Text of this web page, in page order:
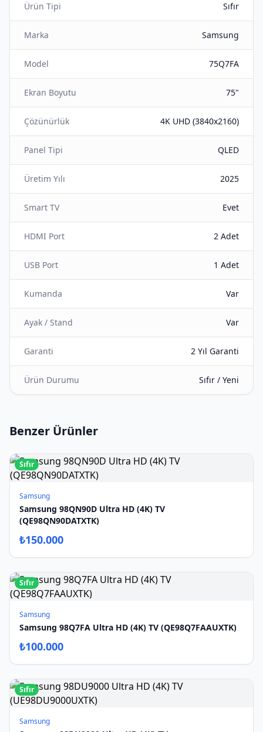
Ürün Tipi Sıfır
Marka Samsung
Model 75Q7FA
Ekran Boyutu 75"
Çözünürlük 4K UHD (3840x2160)
Panel Tipi QLED
Üretim Yılı 2025
Smart TV Evet
HDMI Port 2 Adet
USB Port 1 Adet
Kumanda Var
Ayak / Stand Var
Garanti 2 Yıl Garanti
Ürün Durumu Sıfır / Yeni
Benzer Ürünler
Sıfır
Samsung
Samsung 98QN90D Ultra HD (4K) TV
(QE98QN90DATXTK)
₺150.000
Sıfır
Samsung
Samsung 98Q7FA Ultra HD (4K) TV (QE98Q7FAAUXTK)
₺100.000
Sıfır
Samsung